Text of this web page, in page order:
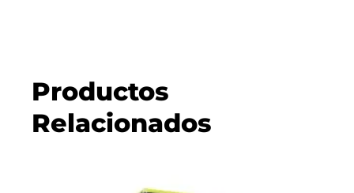
Productos
Relacionados